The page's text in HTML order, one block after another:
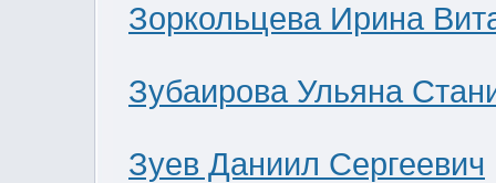
Зоркольцева Ирина
Зубаирова Ульяна
Зуев Даниил Сергеевич